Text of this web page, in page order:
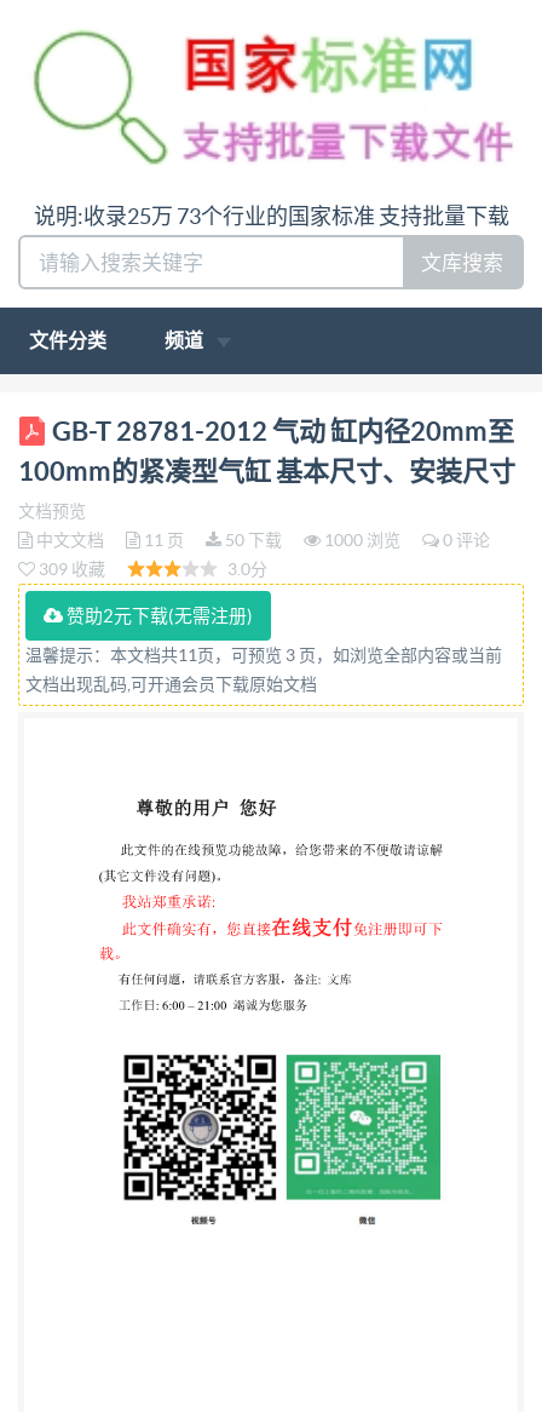
说明:收录25万 73个行业的国家标准 支持批量下载
文库搜索
文件分类 频道
ICS 23. 100. 20 J 20 GB 中华人民共和国国家标准
GB/T28781—2012/ISO21287:2004 气动 缸内径20
mm至 100mm的紧凑 型气缸基本尺寸、安装尺寸
Pneumaticfluidpower-
Compactcylinders,boresfrom20mmto100mm-
Basicdimensionsandmountingdimensions
[ISO21287:2004,PneumaticfluidpowerCylinders-
Compact
委员会 建筑321---标准查询下载网 GB/T28781—
2012/IS021287:2004 前言 本标准按照GB/T1.1一
2009给出的规则起草。 本标准使用翻译法等同采用
ISO21287:2004《气压传动缸1000kPa（10bar）系
列，缸内径 20mm至100mm的紧凑型气缸》。 与本
标准中规范性引用的国际文件有一致性对应关系的我
缸内径及活塞杆外径（neqISO3320：1987)；
GB/T2349—1980 液压气动系统及元件缸活塞行程系
列（eqvISO4393：1978）； GB/T9094—2006 液压
缸气缸安装尺寸和安装型式代号（ISO6099：
2001,IDT)； GB/T17446—2012流体传动系统及元件
GB-T 28781-2012 气动 缸内径20mm至
100mm的紧凑型气缸 基本尺寸、安装尺寸
文档预览
中文文档
11 页 50 下载 1000 浏览
0 评论
309 收藏
3.0分
赞助2元下载(无需注册)
温馨提示：本文档共11页，可预览 3 页，如浏览全部内容或当前
文档出现乱码,可开通会员下载原始文档